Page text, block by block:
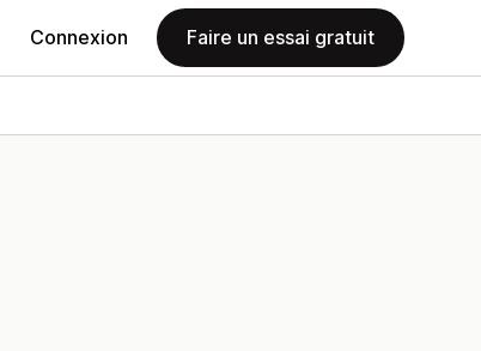
Connexion Faire un essai gratuit